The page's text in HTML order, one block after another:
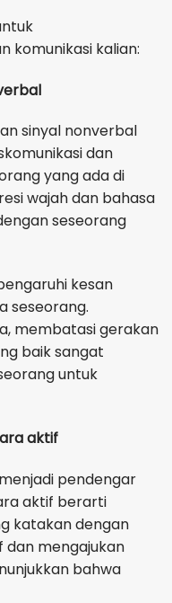
komunikasi kalian:
sinyal nonverbal
dan
yang ada di
wajah dan bahasa
seseorang
kesan
seseorang.
membatasi gerakan
baik sangat
untuk
aktif
pendengar
aktif berarti
katakan dengan
mengajukan
bahwa